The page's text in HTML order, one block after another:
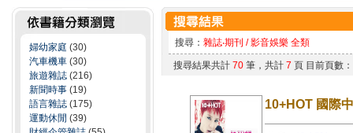
婦幼家庭 (30)
汽車機車 (30)
旅遊雜誌 (216)
新聞時事 (19)
語言雜誌 (175)
運動休閒 (39)
搜尋： 雜誌‧期刊 / 影音娛樂 全類
搜尋結果共計 70筆，共計 7 頁 目前頁數
10+HOT 國際